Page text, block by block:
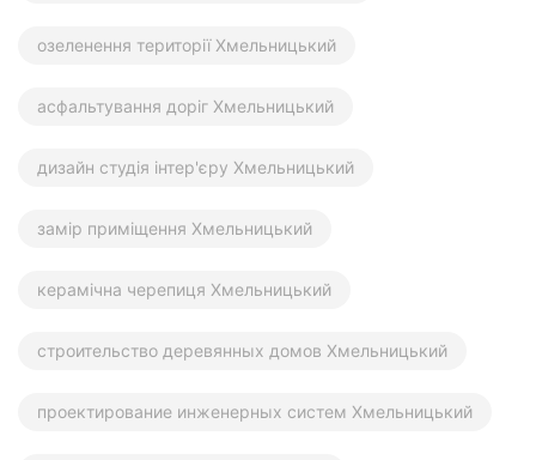
озеленення території Хмельницький
асфальтування доріг Хмельницький
дизайн студія інтер'єру Хмельницький
замір приміщення Хмельницький
керамічна черепиця Хмельницький
строительство деревянных домов Хмельницький
проектирование инженерных систем Хмельницький